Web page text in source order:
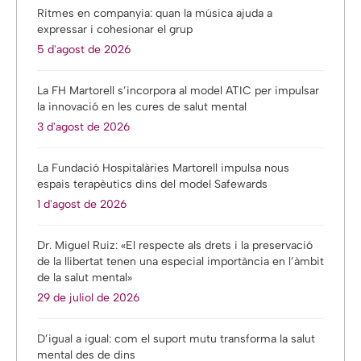
Ritmes en companyia: quan la música ajuda a
expressar i cohesionar el grup
5 d'agost de 2026
La FH Martorell s’incorpora al model ATIC per impulsar
la innovació en les cures de salut mental
3 d'agost de 2026
La Fundació Hospitalàries Martorell impulsa nous
espais terapèutics dins del model Safewards
1 d'agost de 2026
Dr. Miguel Ruiz: «El respecte als drets i la preservació
de la llibertat tenen una especial importància en l’àmbit
de la salut mental»
29 de juliol de 2026
D’igual a igual: com el suport mutu transforma la salut
mental des de dins